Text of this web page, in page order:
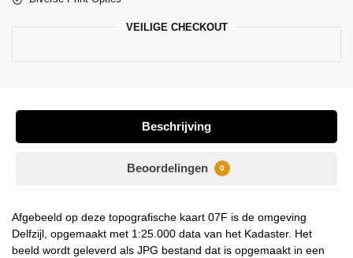
VEILIGE CHECKOUT
Beschrijving
Beoordelingen 0
Afgebeeld op deze topografische kaart 07F is de omgeving
Delfzijl, opgemaakt met 1:25.000 data van het Kadaster. Het
beeld wordt geleverd als JPG bestand dat is opgemaakt in een